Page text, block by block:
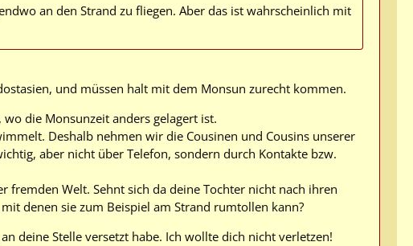
an den Strand zu fliegen. Aber das ist wahrscheinlich mit
und müssen halt mit dem Monsun zurecht kommen.
die Monsunzeit anders gelagert ist.
Deshalb nehmen wir die Cousinen und Cousins unserer
aber nicht über Telefon, sondern durch Kontakte bzw.
fremden Welt. Sehnt sich da deine Tochter nicht nach ihren
denen sie zum Beispiel am Strand rumtollen kann?
deine Stelle versetzt habe. Ich wollte dich nicht verletzen!